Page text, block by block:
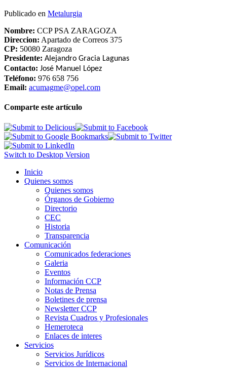
Publicado en Metalurgia
Nombre: CCP PSA ZARAGOZA
Direccion: Apartado de Correos 375
CP: 50080 Zaragoza
Presidente: Alejandro Gracia Lagunas
Contacto: José Manuel López
Teléfono: 976 658 756
Email: acumagme@opel.com
Comparte este artículo
Switch to Desktop Version
Inicio
Quienes somos
Quienes somos
Órganos de Gobierno
Directorio
CEC
Historia
Transparencia
Comunicación
Comunicados federaciones
Galeria
Eventos
Información CCP
Notas de Prensa
Boletines de prensa
Newsletter CCP
Revista Cuadros y Profesionales
Hemeroteca
Enlaces de interes
Servicios
Servicios Jurídicos
Servicios de Internacional